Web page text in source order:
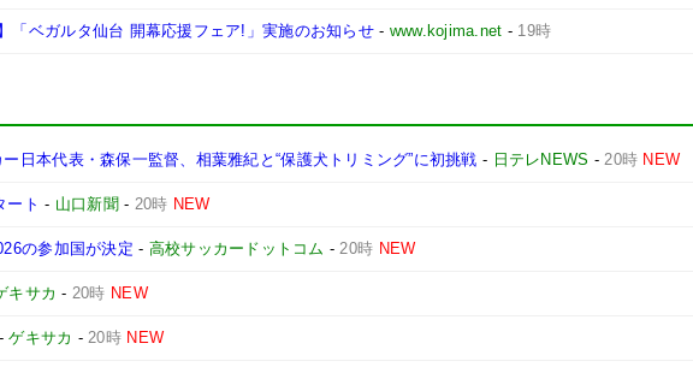
「ベガルタ仙台 開幕応援フェア!」実施のお知らせ- www.kojima.net - 19時
ー日本代表・森保一監督、相葉雅紀と“保護犬トリミング”に初挑戦 - 日テレNEWS -20時 NEW
ート - 山口新聞 - 20時 NEW
の参加国が決定 - 高校サッカードットコム -20時 NEW
キサカ - 20時 NEW
-ゲキサカ -20時 NEW